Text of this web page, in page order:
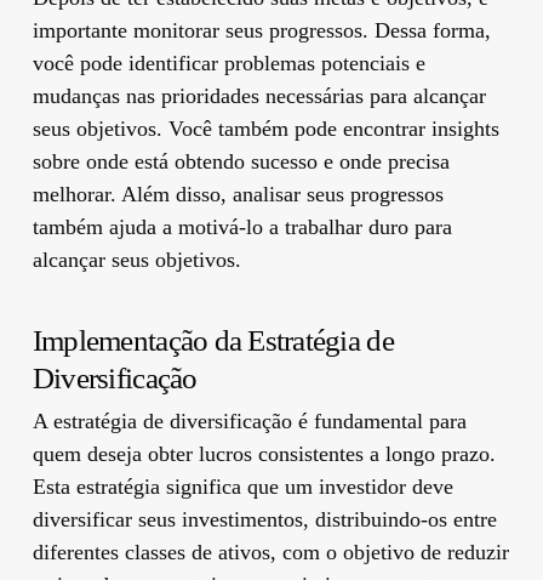
importante monitorar seus progressos. Dessa forma,
você pode identificar problemas potenciais e
mudanças nas prioridades necessárias para alcançar
seus objetivos. Você também pode encontrar insights
sobre onde está obtendo sucesso e onde precisa
melhorar. Além disso, analisar seus progressos
também ajuda a motivá-lo a trabalhar duro para
alcançar seus objetivos.
Implementação da Estratégia de
Diversificação
A estratégia de diversificação é fundamental para
quem deseja obter lucros consistentes a longo prazo.
Esta estratégia significa que um investidor deve
diversificar seus investimentos, distribuindo-os entre
diferentes classes de ativos, com o objetivo de reduzir